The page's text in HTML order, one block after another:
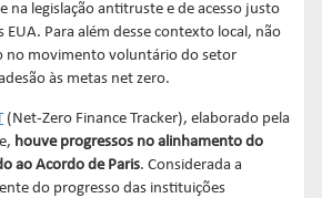
na legislação antitruste e de acesso justo
EUA. Para além desse contexto local, não
no movimento voluntário do setor
às metas net zero.
(Net-Zero Finance Tracker), elaborado pela
houve progressos no alinhamento do
ao Acordo de Paris. Considerada a
do progresso das instituições